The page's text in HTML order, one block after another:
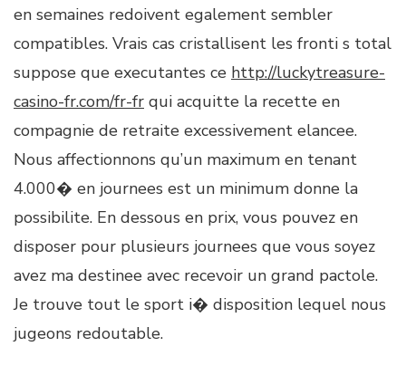
en semaines redoivent egalement sembler
compatibles. Vrais cas cristallisent les fronti s total
suppose que executantes ce http://luckytreasure-
casino-fr.com/fr-fr qui acquitte la recette en
compagnie de retraite excessivement elancee.
Nous affectionnons qu’un maximum en tenant
4.000� en journees est un minimum donne la
possibilite. En dessous en prix, vous pouvez en
disposer pour plusieurs journees que vous soyez
avez ma destinee avec recevoir un grand pactole.
Je trouve tout le sport i� disposition lequel nous
jugeons redoutable.